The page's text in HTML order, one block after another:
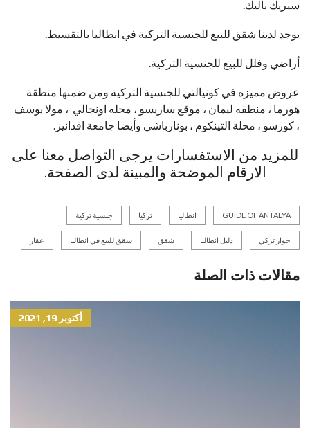
سيريك باليك.
يوجد لدينا شقق للبيع للجنسية التركية في انطاليا بالتقسيط.
أراضي وفلل للبيع للجنسية التركية.
عروض مميزه في كونيالتي للجنسية التركية ومن ضمنها منطقة
هورما ، منطقه ليمان ، موقع ساريسو ، محله اونجالي ، مولا يوسف
، كورسو ، محلة التينكوم ، بونارباشي وأيضا جامعة اقدانيز.
للمزيد من الاستفسارات يرجى التواصل معنا على
الارقام الموضحة والمبينة لدى الصفحة.
GUIDE OF ANTALYA انطاليا تركيا جنسية تركية
جواز تركي دليل انطاليا شقق شقق للبيع في انطاليا عقار
مقالات ذات الصلة
أكتوبر 19, 2021